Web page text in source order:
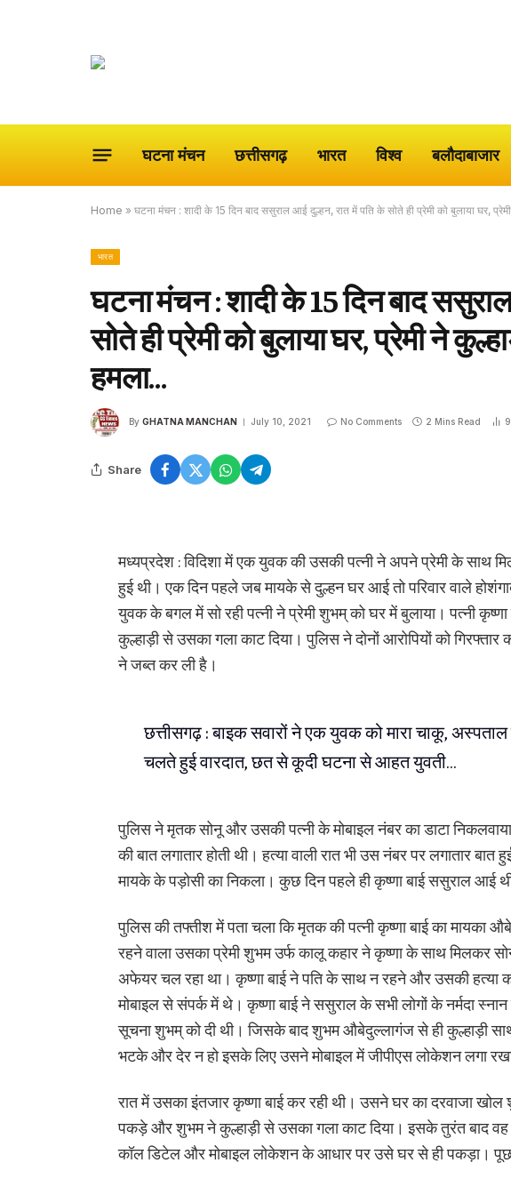
घटना मंचन छत्तीसगढ़ भारत विश्व बलौदाबाजार
Home » घटना मंचन : शादी के 15 दिन बाद ससुराल आई दुल्हन, रात में पति के सोते ही प्रेमी को बुलाया घर,
भारत
घटना मंचन : शादी के 15 दिन बाद
सोते ही प्रेमी को बुलाया घर, प्रेमी ने
हमला…
By GHATNA MANCHAN July 10, 2021 No Comments 2 Mins Read 9
Share
मध्यप्रदेश : विदिशा में एक युवक की उसकी पत्नी ने अपने प्रेमी के साथ
हुई थी। एक दिन पहले जब मायके से दुल्हन घर आई तो परिवार वाले
युवक के बगल में सो रही पत्नी ने प्रेमी शुभम् को घर में बुलाया। पत्नी
कुल्हाड़ी से उसका गला काट दिया। पुलिस ने दोनों आरोपियों को गिरफ्तार
ने जब्त कर ली है।
छत्तीसगढ़ : बाइक सवारों ने एक युवक को मारा चाकू,
चलते हुई वारदात, छत से कूदी घटना से आहत युवती…
पुलिस ने मृतक सोनू और उसकी पत्नी के मोबाइल नंबर का डाटा
की बात लगातार होती थी। हत्या वाली रात भी उस नंबर पर लगातार
मायके के पड़ोसी का निकला। कुछ दिन पहले ही कृष्णा बाई ससुराल आई
पुलिस की तफ्तीश में पता चला कि मृतक की पत्नी कृष्णा बाई का मायका
रहने वाला उसका प्रेमी शुभम उर्फ कालू कहार ने कृष्णा के साथ मिलकर
अफेयर चल रहा था। कृष्णा बाई ने पति के साथ न रहने और उसकी हत्या
मोबाइल से संपर्क में थे। कृष्णा बाई ने ससुराल के सभी लोगों के नर्मदा
सूचना शुभम् को दी थी। जिसके बाद शुभम औबेदुल्लागंज से ही कुल्हाड़ी
भटके और देर न हो इसके लिए उसने मोबाइल में जीपीएस लोकेशन लगा
रात में उसका इंतजार कृष्णा बाई कर रही थी। उसने घर का दरवाजा
पकड़े और शुभम ने कुल्हाड़ी से उसका गला काट दिया। इसके तुरंत बाद
कॉल डिटेल और मोबाइल लोकेशन के आधार पर उसे घर से ही पकड़ा।